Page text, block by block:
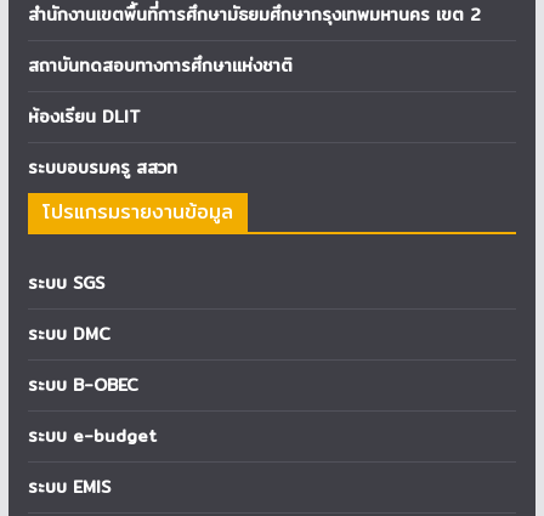
สำนักงานเขตพื้นที่การศึกษามัธยมศึกษากรุงเทพมหานคร เขต 2
สถาบันทดสอบทางการศึกษาแห่งชาติ
ห้องเรียน DLIT
ระบบอบรมครู สสวท
โปรแกรมรายงานข้อมูล
ระบบ SGS
ระบบ DMC
ระบบ B-OBEC
ระบบ e-budget
ระบบ EMIS